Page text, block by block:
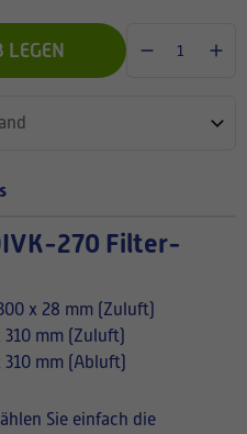
LEGEN
270 Filter-
x 28 mm (Zuluft)
310 mm (Zuluft)
310 mm (Abluft)
Sie einfach die